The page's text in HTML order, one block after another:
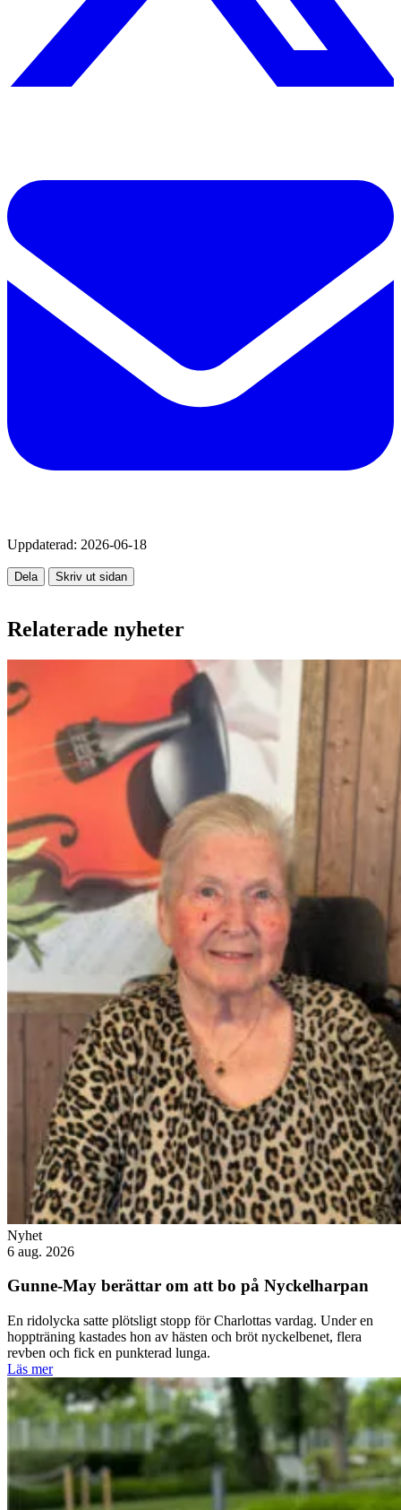
Uppdaterad: 2026-06-18
Dela Skriv ut sidan
Relaterade nyheter
Nyhet
6 aug. 2026
Gunne-May berättar om att bo på Nyckelharpan
En ridolycka satte plötsligt stopp för Charlottas vardag. Under en
hoppträning kastades hon av hästen och bröt nyckelbenet, flera
revben och fick en punkterad lunga.
Läs mer